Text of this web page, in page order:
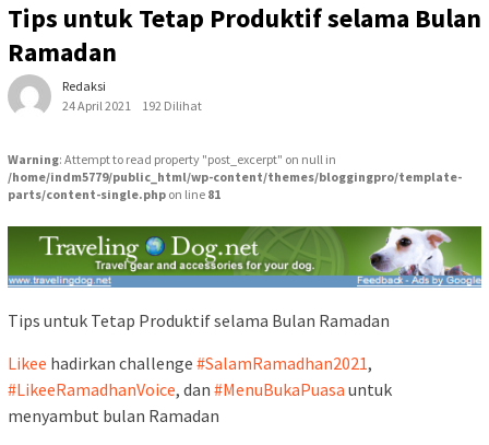
Tips untuk Tetap Produktif selama Bulan
Ramadan
Redaksi
24 April 2021
192 Dilihat
Warning: Attempt to read property "post_excerpt" on null in
/home/indm5779/public_html/wp-content/themes/bloggingpro/template-
parts/content-single.php on line 81
Tips untuk Tetap Produktif selama Bulan Ramadan
Likee hadirkan challenge #SalamRamadhan2021,
#LikeeRamadhanVoice, dan #MenuBukaPuasa untuk
menyambut bulan Ramadan